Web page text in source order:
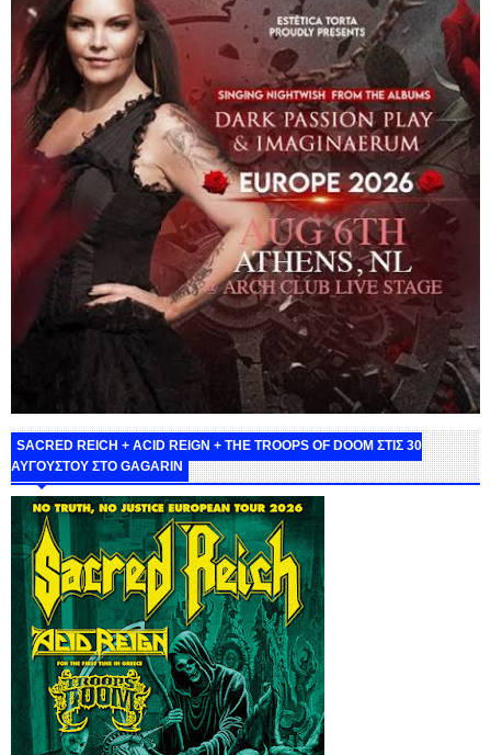
SACRED REICH + ACID REIGN + THE TROOPS OF DOOM ΣΤΙΣ 30
ΑΥΓΟΥΣΤΟΥ ΣΤΟ GAGARIN